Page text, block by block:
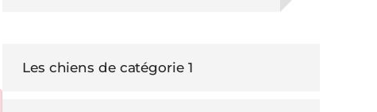
Les chiens de catégorie 1